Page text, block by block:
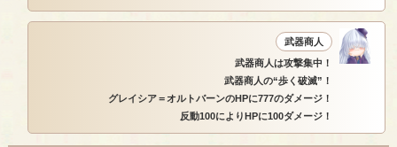
武器商人
武器商人は攻撃集中！
武器商人の“歩く破滅”！
グレイシア＝オルトバーンのHPに777のダメージ！
反動100によりHPに100ダメージ！